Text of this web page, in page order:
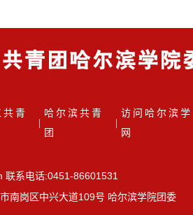
共青
哈尔滨共青
团
访问哈尔滨
网
联系电话:0451-86601531
南岗区中兴大道109号 哈尔滨学院团委